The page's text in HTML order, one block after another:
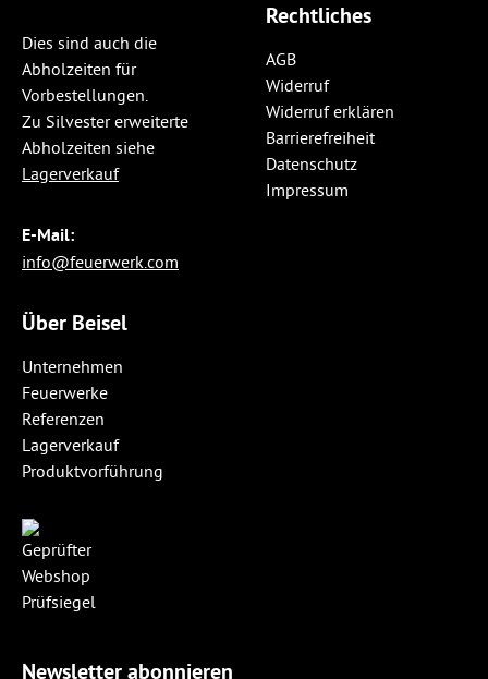
Dies sind auch die
Abholzeiten für
Vorbestellungen.
Zu Silvester erweiterte
Abholzeiten siehe
Lagerverkauf
E-Mail:
info@feuerwerk.com
Rechtliches
AGB
Widerruf
Widerruf erklären
Barrierefreiheit
Datenschutz
Impressum
Über Beisel
Unternehmen
Feuerwerke
Referenzen
Lagerverkauf
Produktvorführung
Newsletter abonnieren